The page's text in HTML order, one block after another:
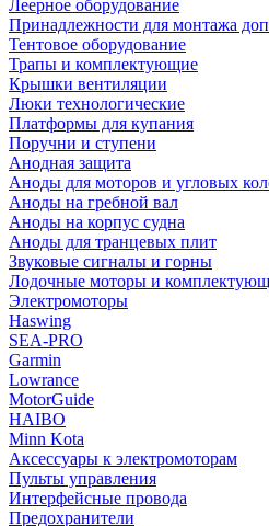
Леерное оборудование
Принадлежности для монтажа
Тентовое оборудование
Трапы и комплектующие
Крышки вентиляции
Люки технологические
Платформы для купания
Поручни и ступени
Анодная защита
Аноды для моторов и угловых
Аноды на гребной вал
Аноды на корпус судна
Аноды для транцевых плит
Звуковые сигналы и горны
Лодочные моторы и
Электромоторы
Haswing
SEA-PRO
Garmin
Lowrance
MotorGuide
HAIBO
Minn Kota
Аксессуары к электромоторам
Пульты управления
Интерфейсные провода
Предохранители